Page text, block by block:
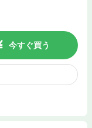
今すぐ買う